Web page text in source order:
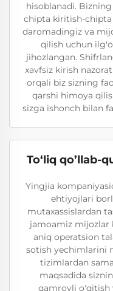
hisoblanadi.
chipta kiritish-
daromadingiz va
qilish uchun
jihozlangan.
xavfsiz kirish
orqali biz sizning
qarshi himoya
sizga ishonch bilan
To‘liq qo’llab-
Yingjia
ehtiyojlari
mutaxassislardan
jamoamiz mijozlar
aniq operatsion
sotish yechimlarini
tizimlardan
maqsadida
qamrovli o'qitish